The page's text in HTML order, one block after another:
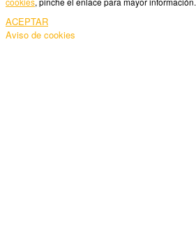
ACEPTAR
Aviso de cookies